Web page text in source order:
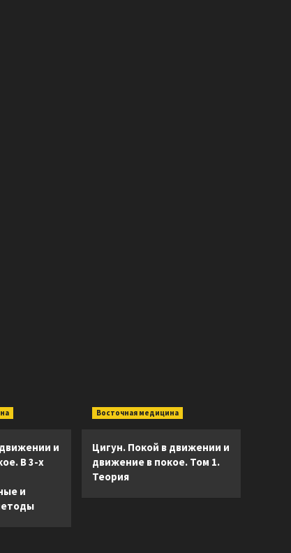
и
В 3-х
и
Восточная медицина
Цигун. Покой в движении и
движение в покое. Том 1.
Теория